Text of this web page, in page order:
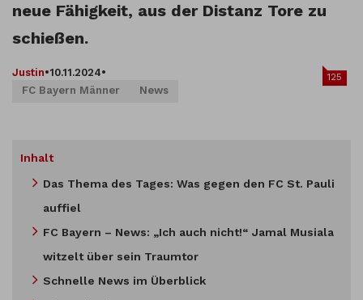
neue Fähigkeit, aus der Distanz Tore zu
schießen.
Justin•10.11.2024•
FC Bayern Männer
News
125
Inhalt
Das Thema des Tages: Was gegen den FC St. Pauli
auffiel
FC Bayern – News: „Ich auch nicht!“ Jamal Musiala
witzelt über sein Traumtor
Schnelle News im Überblick